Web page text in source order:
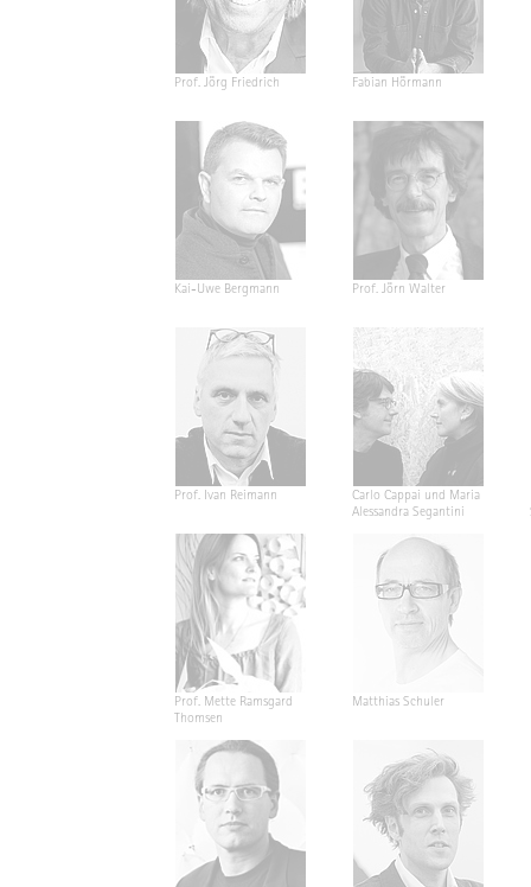
Prof. Jörg Friedrich Fabian Hörmann
Kai-Uwe Bergmann Prof. Jörn Walter
Prof. Ivan Reimann
Carlo Cappai und Maria
Alessandra Segantini
Prof. Mette Ramsgard
Thomsen
Matthias Schuler